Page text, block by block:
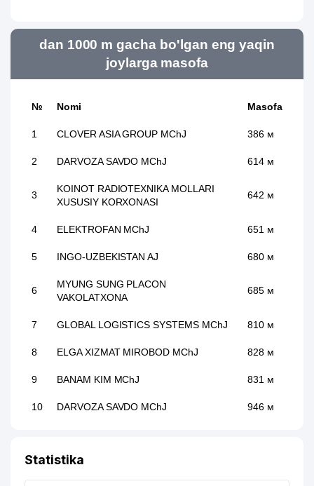
dan 1000 m gacha bo'lgan eng yaqin
joylarga masofa
№ Nomi Masofa
1 CLOVER ASIA GROUP MChJ 386 м
2 DARVOZA SAVDO MChJ 614 м
3
KOINOT RADIOTEXNIKA MOLLARI
XUSUSIY KORXONASI
642 м
4 ELEKTROFAN MChJ 651 м
5 INGO-UZBEKISTAN AJ 680 м
6
MYUNG SUNG PLACON
VAKOLATXONA
685 м
7 GLOBAL LOGISTICS SYSTEMS MChJ 810 м
8 ELGA XIZMAT MIROBOD MChJ 828 м
9 BANAM KIM MChJ 831 м
10 DARVOZA SAVDO MChJ 946 м
Statistika